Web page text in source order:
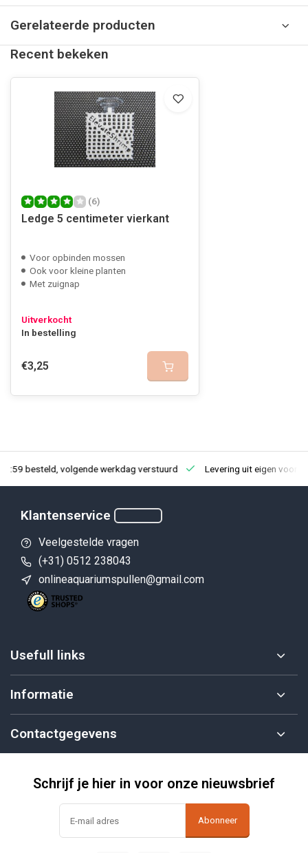
Gerelateerde producten
Recent bekeken
(6)
Ledge 5 centimeter vierkant
Voor opbinden mossen
Ook voor kleine planten
Met zuignap
Uitverkocht
In bestelling
€3,25
besteld, volgende werkdag verstuurd Levering uit eigen
Klantenservice
Veelgestelde vragen
(+31) 0512 238043
onlineaquariumspullen@gmail.com
Usefull links
Informatie
Contactgegevens
Schrijf je hier in voor onze nieuwsbrief
Abonneer